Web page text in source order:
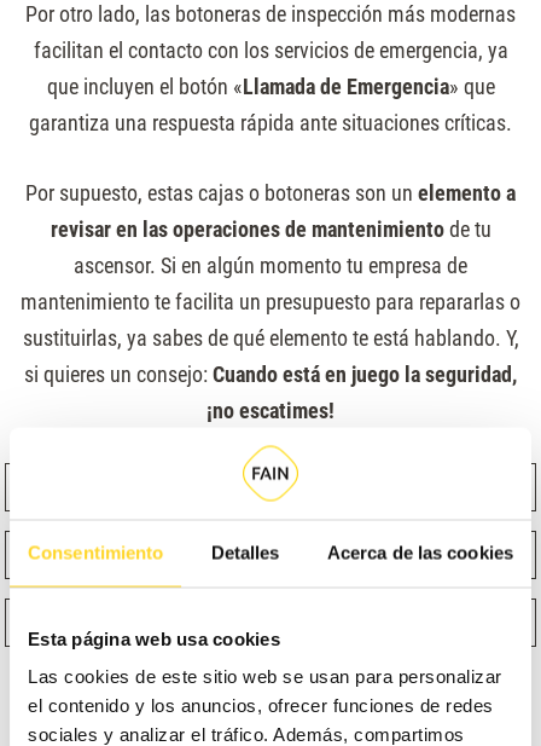
Consentimiento Detalles Acerca de las cookies
Esta página web usa cookies
Las cookies de este sitio web se usan para personalizar
el contenido y los anuncios, ofrecer funciones de redes
sociales y analizar el tráfico. Además, compartimos
Por otro lado, las botoneras de inspección más modernas
facilitan el contacto con los servicios de emergencia, ya
que incluyen el botón «Llamada de Emergencia» que
garantiza una respuesta rápida ante situaciones críticas.
Por supuesto, estas cajas o botoneras son un elemento a
revisar en las operaciones de mantenimientode tu
ascensor. Si en algún momento tu empresa de
mantenimiento te facilita un presupuesto para repararlas o
sustituirlas, ya sabes de qué elemento te está hablando. Y,
si quieres un consejo: Cuando está en juego la seguridad,
¡no escatimes!
Apellidos
Email Teléfono